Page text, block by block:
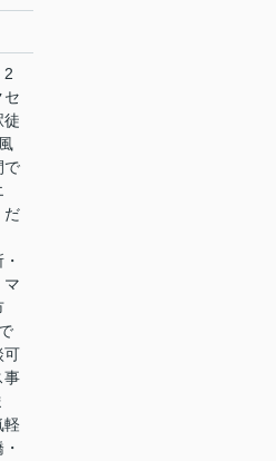
2
セ
徒
で
だ
可
事
軽